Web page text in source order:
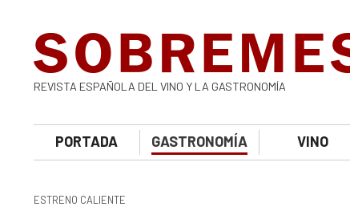
REVISTA ESPAÑOLA DEL VINO Y LA GASTRONOMÍA
PORTADA GASTRONOMÍA VINO
ESTRENO CALIENTE